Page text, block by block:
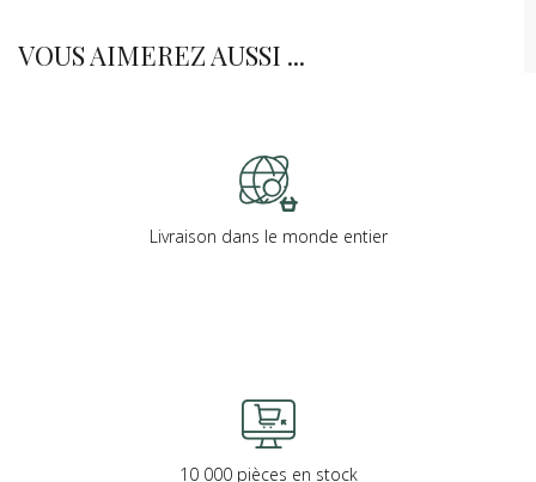
VOUS AIMEREZ AUSSI ...
Livraison dans le monde entier
10 000 pièces en stock